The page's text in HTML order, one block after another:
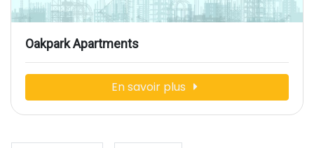
Oakpark Apartments
En savoir plus